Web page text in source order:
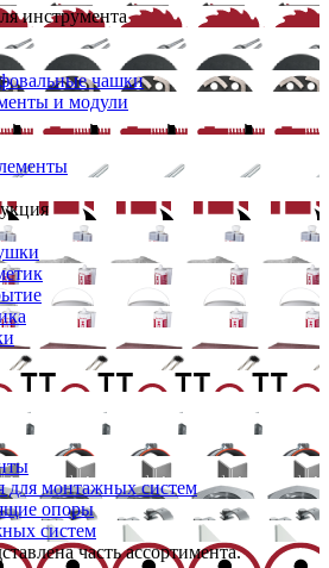
инструмента
чашки
и модули
для монтажных систем
опоры
систем
часть ассортимента.